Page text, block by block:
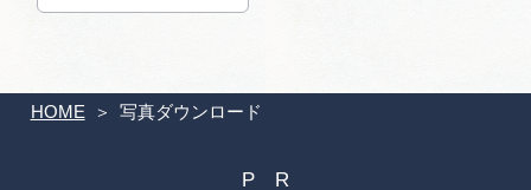
HOME 写真ダウンロード